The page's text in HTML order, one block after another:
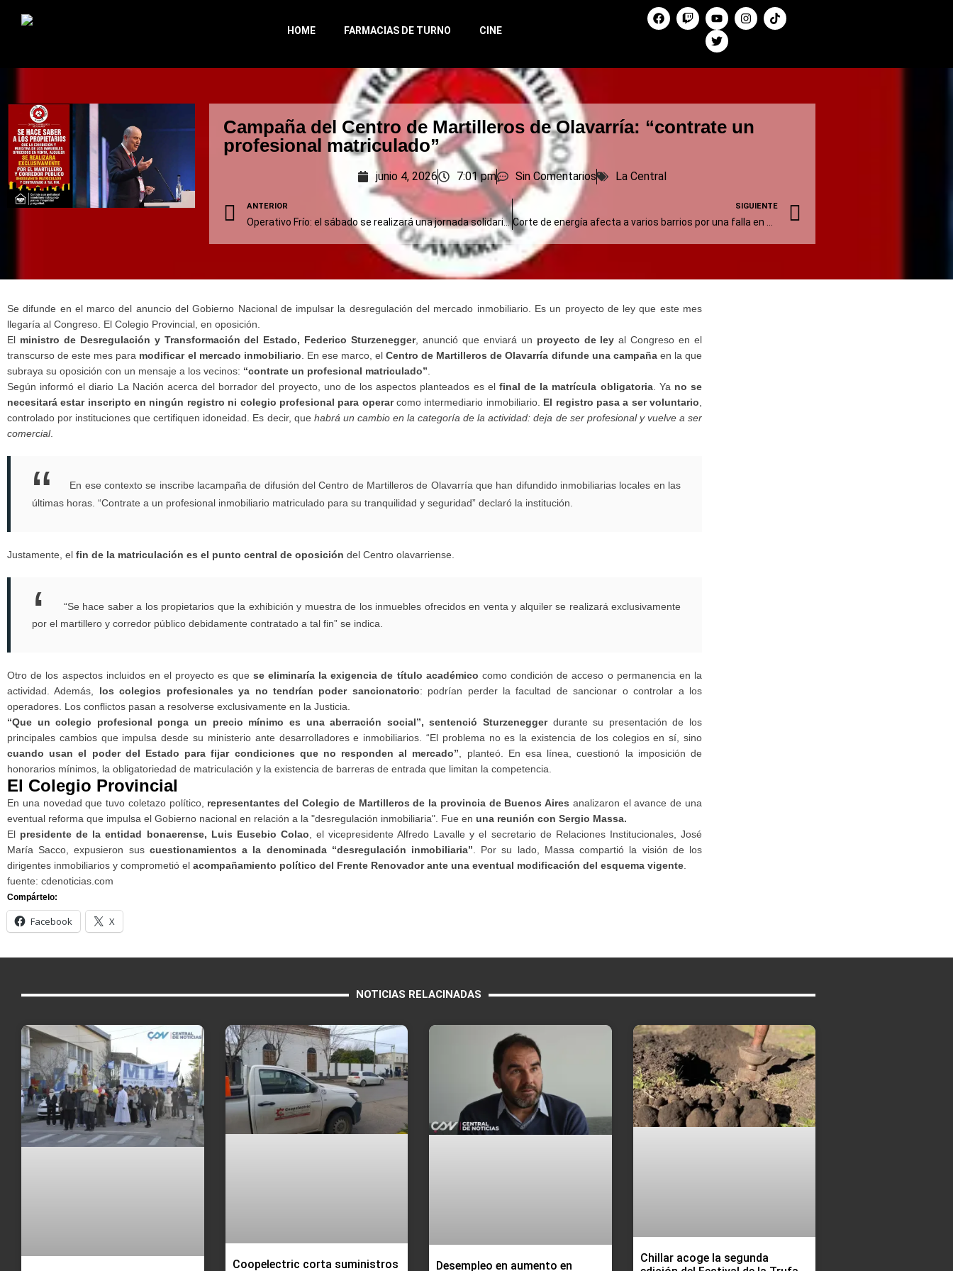
HOME FARMACIAS DE TURNO CINE
Campaña del Centro de Martilleros de Olavarría: “contrate un
profesional matriculado”
junio 4, 2026 7:01 pm Sin Comentarios La Central
ANTERIOR
Operativo Frío: el sábado se realizará una jornada solidaria en el Club El Provincial
SIGUIENTE
Se difunde en el marco del anuncio del Gobierno Nacional de impulsar la desregulación del mercado inmobiliario. Es un proyecto de ley que este mes
llegaría al Congreso. El Colegio Provincial, en oposición.
El ministro de Desregulación y Transformación del Estado, Federico Sturzenegger, anunció que enviará un proyecto de ley al Congreso en el
transcurso de este mes para modificar el mercado inmobiliario . En ese marco, elCentro de Martilleros de Olavarría difunde una campaña en la que
subraya su oposición con un mensaje a los vecinos: “contrate un profesional matriculado”
Según informó el diario La Nación acerca del borrador del proyecto, uno de los aspectos planteados es elfinal de la matrícula obligatoria. Ya no se
necesitará estar inscripto en ningún registro ni colegio profesional para operarcomo intermediario inmobiliario. El registro pasa a ser voluntario
controlado por instituciones que certifiquen idoneidad. Es decir, que habrá un cambio en la categoría de la actividad: deja de ser profesional y vuelve a ser
comercial.
En ese contexto se inscribe lacampaña de difusión del Centro de Martilleros de Olavarría que han difundido inmobiliarias locales en las
últimas horas. “Contrate a un profesional inmobiliario matriculado para su tranquilidad y seguridad” declaró la institución.
Justamente, el fin de la matriculación es el punto central de oposición del Centro olavarriense.
“Se hace saber a los propietarios que la exhibición y muestra de los inmuebles ofrecidos en venta y alquiler se realizará exclusivamente
por el martillero y corredor público debidamente contratado a tal fin” se indica.
Otro de los aspectos incluidos en el proyecto es que se eliminaría la exigencia de título académico como condición de acceso o permanencia en la
actividad. Además, los colegios profesionales ya no tendrían poder sancionatorio: podrían perder la facultad de sancionar o controlar a los
operadores. Los conflictos pasan a resolverse exclusivamente en la Justicia.
“Que un colegio profesional ponga un precio mínimo es una aberración social”, sentenció Sturzeneggerdurante su presentación de los
principales cambios que impulsa desde su ministerio ante desarrolladores e inmobiliarios. “El problema no es la existencia de los colegios en sí, sino
cuando usan el poder del Estado para fijar condiciones que no responden al mercado” , planteó. En esa línea, cuestionó la imposición de
honorarios mínimos, la obligatoriedad de matriculación y la existencia de barreras de entrada que limitan la competencia.
El Colegio Provincial
En una novedad que tuvo coletazo político, representantes del Colegio de Martilleros de la provincia de Buenos Aires analizaron el avance de una
eventual reforma que impulsa el Gobierno nacional en relación a la "desregulación inmobiliaria". Fue en una reunión con Sergio Massa.
El presidente de la entidad bonaerense, Luis Eusebio Colao , el vicepresidente Alfredo Lavalle y el secretario de Relaciones Institucionales, José
María Sacco, expusieron suscuestionamientos a la denominada “desregulación inmobiliaria” . Por su lado, Massa compartió la visión de los
dirigentes inmobiliarios y comprometió el acompañamiento político del Frente Renovador ante una eventual modificación del esquema vigente
fuente: cdenoticias.com
Compártelo:
Facebook X
NOTICIAS RELACINADAS
Coopelectric corta suministros Desempleo en aumento en
Chillar acoge la segunda